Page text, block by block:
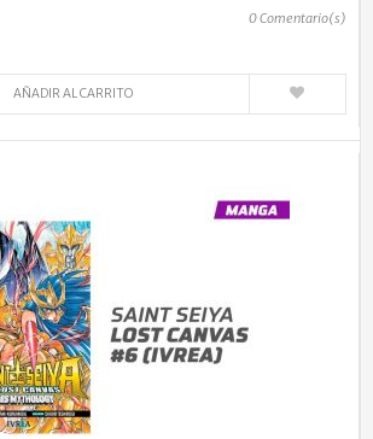
0Comentario(s)
AÑADIR AL CARRITO